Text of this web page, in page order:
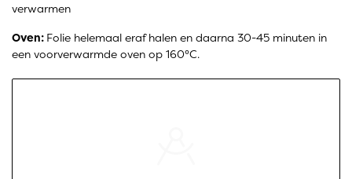
verwarmen
Oven: Folie helemaal eraf halen en daarna 30-45 minuten in
een voorverwarmde oven op 160°C.